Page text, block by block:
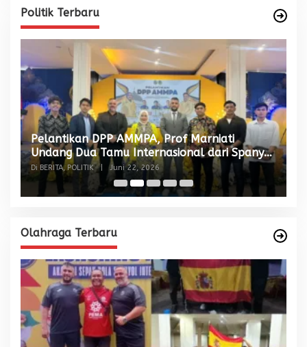
Politik Terbaru
Pelantikan DPP AMMPA, Prof Marniati
Undang Dua Tamu Internasional dari Spanyol
dan Malaysia
Di BERITA, POLITIK Juni 22, 2026
Olahraga Terbaru